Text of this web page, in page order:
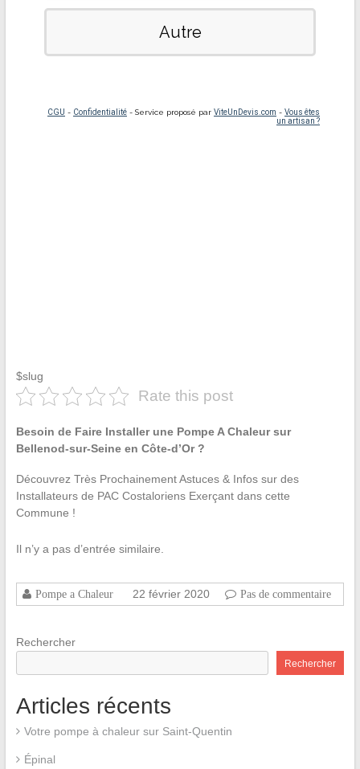
$slug
Rate this post
Besoin de Faire Installer une Pompe A Chaleur sur
Bellenod-sur-Seine en Côte-d’Or ?
Découvrez Très Prochainement Astuces & Infos sur des
Installateurs de PAC Costaloriens Exerçant dans cette
Commune !
Il n’y a pas d’entrée similaire.
Pompe a Chaleur 22 février 2020 Pas de commentaire
Rechercher
Rechercher
Articles récents
Votre pompe à chaleur sur Saint-Quentin
Épinal